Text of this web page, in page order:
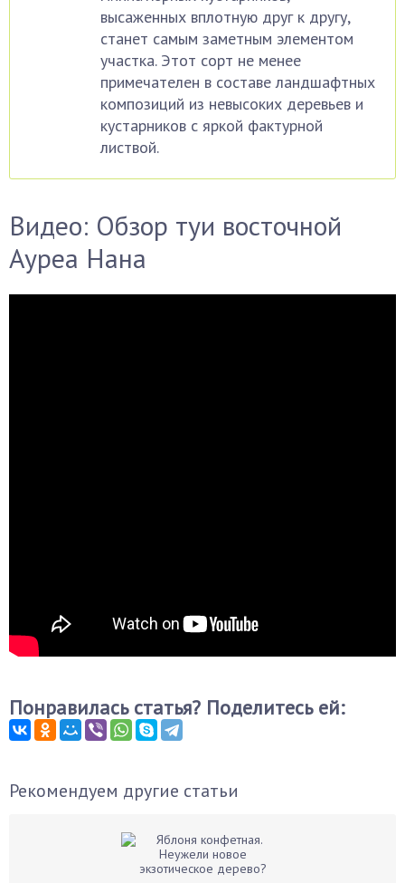
высаженных вплотную друг к другу,
станет самым заметным элементом
участка. Этот сорт не менее
примечателен в составе ландшафтных
композиций из невысоких деревьев и
кустарников с яркой фактурной
листвой.
Видео: Обзор туи восточной
Ауреа Нана
Понравилась статья? Поделитесь ей:
Рекомендуем другие статьи